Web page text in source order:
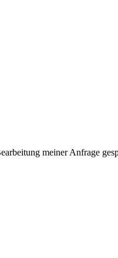
meiner Anfrage